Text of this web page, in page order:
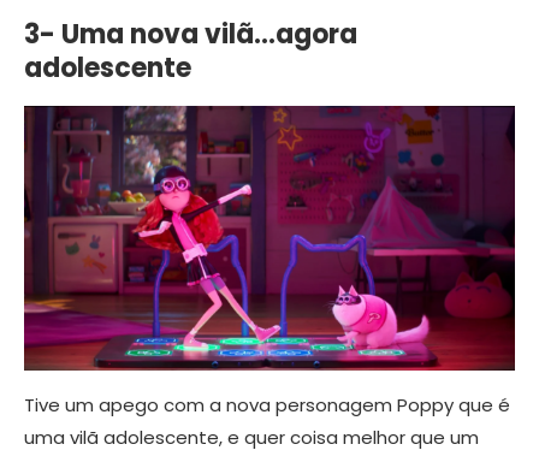
3- Uma nova vilã…agora
adolescente
Tive um apego com a nova personagem Poppy que é
uma vilã adolescente, e quer coisa melhor que um